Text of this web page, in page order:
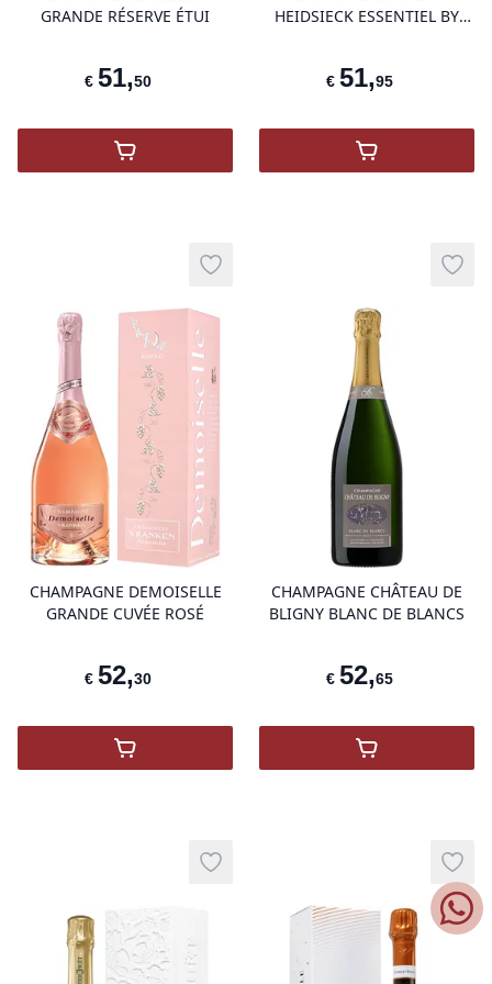
GRANDE RÉSERVE ÉTUI
€ 51,50
,Champagne Gosset Grande Réserve Brut
HEIDSIECK ESSENTIEL BY
€ 51,95
,Champagne
CHAMPAGNE DEMOISELLE
GRANDE CUVÉE ROSÉ
€ 52,30
Add to wishlist
product variant items in cart, view
,Champagne Demoiselle Grande Cuvée
CHAMPAGNE CHÂTEAU DE
BLIGNY BLANC DE BLANCS
€ 52,65
Add
,Champagne
Add to wishlist Add